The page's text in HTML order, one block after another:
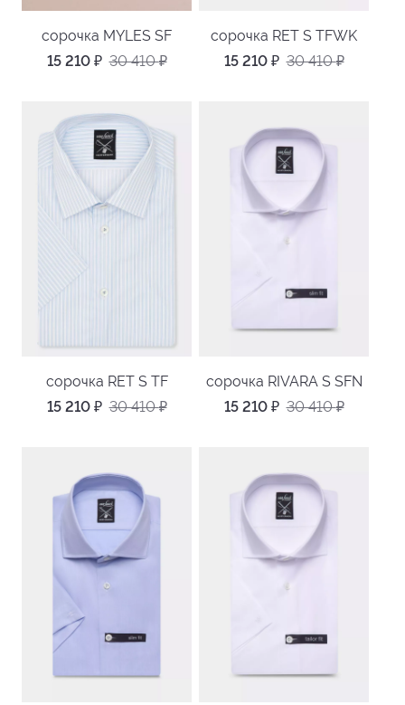
сорочка MYLES SF
15 210 ₽ 30 410₽
сорочка RET S TFWK
15 210 ₽ 30 410₽
сорочка RET S TF
15 210 ₽ 30 410₽
сорочка RIVARA S SFN
15 210 ₽ 30 410₽